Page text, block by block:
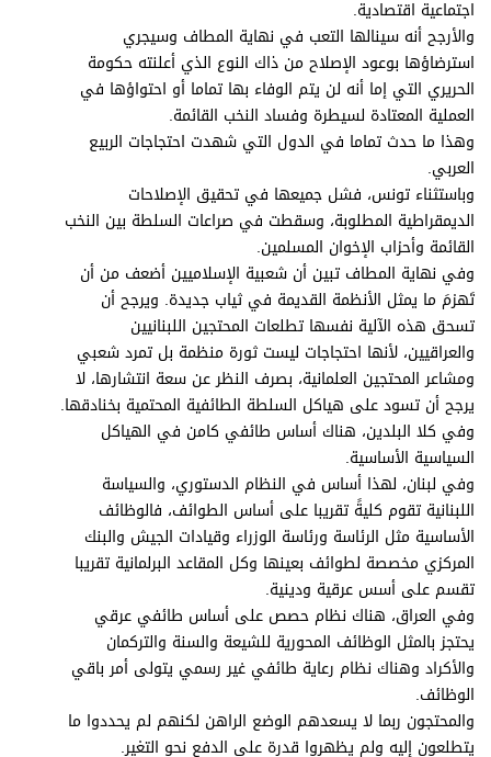
اجتماعية اقتصادية.
والأرجح أنه سينالها التعب في نهاية المطاف وسيجري
استرضاؤها بوعود الإصلاح من ذاك النوع الذي أعلنته حكومة
الحريري التي إما أنه لن يتم الوفاء بها تماما أو احتواؤها في
العملية المعتادة لسيطرة وفساد النخب القائمة.
وهذا ما حدث تماما في الدول التي شهدت احتجاجات الربيع
العربي.
وباستثناء تونس، فشل جميعها في تحقيق الإصلاحات
الديمقراطية المطلوبة، وسقطت في صراعات السلطة بين النخب
القائمة وأحزاب الإخوان المسلمين.
وفي نهاية المطاف تبين أن شعبية الإسلاميين أضعف من أن
تَهزمَ ما يمثل الأنظمة القديمة في ثياب جديدة. ويرجح أن
تسحق هذه الآلية نفسها تطلعات المحتجين اللبنانيين
والعراقيين، لأنها احتجاجات ليست ثورة منظمة بل تمرد شعبي
ومشاعر المحتجين العلمانية، بصرف النظر عن سعة انتشارها، لا
يرجح أن تسود على هياكل السلطة الطائفية المحتمية بخنادقها.
وفي كلا البلدين، هناك أساس طائفي كامن في الهياكل
السياسية الأساسية.
وفي لبنان، لهذا أساس في النظام الدستوري، والسياسة
اللبنانية تقوم كليةً تقريبا على أساس الطوائف، فالوظائف
الأساسية مثل الرئاسة ورئاسة الوزراء وقيادات الجيش والبنك
المركزي مخصصة لطوائف بعينها وكل المقاعد البرلمانية تقريبا
تقسم على أسس عرقية ودينية.
وفي العراق، هناك نظام حصص على أساس طائفي عرقي
يحتجز بالمثل الوظائف المحورية للشيعة والسنة والتركمان
والأكراد وهناك نظام رعاية طائفي غير رسمي يتولى أمر باقي
الوظائف.
والمحتجون ربما لا يسعدهم الوضع الراهن لكنهم لم يحددوا ما
يتطلعون إليه ولم يظهروا قدرة على الدفع نحو التغير.